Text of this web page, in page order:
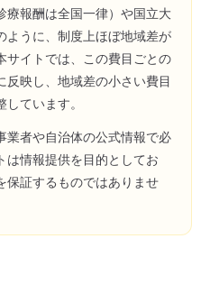
療報酬は全国一律）や国立大
ように、制度上ほぼ地域差が
サイトでは、この費目ごとの
映し、地域差の小さい費目
ています。
業者や自治体の公式情報で必
は情報提供を目的としてお
保証するものではありませ